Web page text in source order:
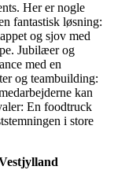
Her er nogle
fantastisk løsning:
og sjov med
Jubilæer og
med en
og teambuilding:
kan
En foodtruck
i store